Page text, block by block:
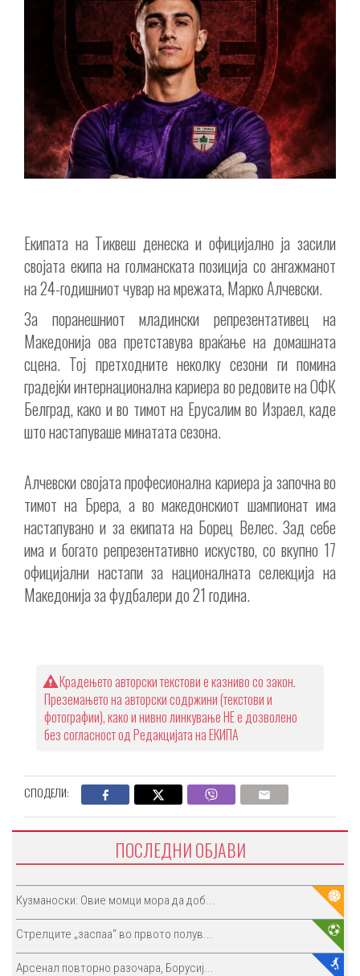
Екипата на Тиквеш денеска и официјално ја засили
својата екипа на голманската позиција со ангажманот
на 24-годишниот чувар на мрежата, Марко Алчевски.
За поранешниот младински репрезентативец на
Македонија ова претставува враќање на домашната
сцена. Тој претходните неколку сезони ги помина
градејќи интернационална кариера во редовите на ОФК
Белград, како и во тимот на Ерусалим во Израел, каде
што настапуваше минатата сезона.
Алчевски својата професионална кариера ја започна во
тимот на Брера, а во македонскиот шампионат има
настапувано и за екипата на Борец Велес. Зад себе
има и богато репрезентативно искуство, со вкупно 17
официјални настапи за националната селекција на
Македонија за фудбалери до 21 година.
Крадењето авторски текстови е казниво со закон.
Преземањето на авторски содржини (текстови и
фотографии), како и нивно линкување НЕ е дозволено
без согласност од Редакцијата на ЕКИПА
СПОДЕЛИ:
ПОСЛЕДНИ ОБЈАВИ
Кузманоски: Овие момци мора да доб...
Стрелците „заспаа“ во првото полув...
Арсенал повторно разочара, Борусиј...